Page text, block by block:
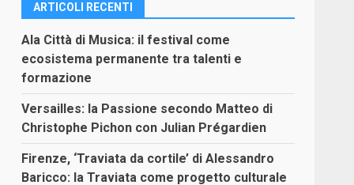
ARTICOLI RECENTI
Ala Città di Musica: il festival come
ecosistema permanente tra talenti e
formazione
Versailles: la Passione secondo Matteo di
Christophe Pichon con Julian Prégardien
Firenze, ‘Traviata da cortile’ di Alessandro
Baricco: la Traviata come progetto culturale